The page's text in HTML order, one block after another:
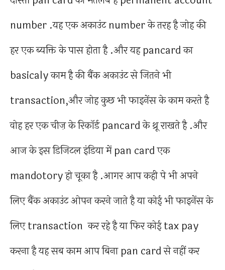
number .यह एक अकाउंट number के तरह है जोह की
हर एक ब्यक्ति के पास होता है .और यह pancard का
basicaly काम है की बैंक अकाउंट से जितने भी
transaction,और जोह कुछ भी फाइनेंस के काम करते है
वोह हर एक चीज़ के रिकॉर्ड pancard के थ्रू राखते है .और
आज के इस डिजिटल इंडिया में pan card एक
mandotory हो चूका है .आगर आप कही पे भी अपने
लिए बैंक अकाउंट ओपन करने जाते है या कोई भी फाइनेंस के
लिए transaction कर रहे है या फिर कोई tax pay
करना है यह सब काम आप बिना pan card से नहीं कर